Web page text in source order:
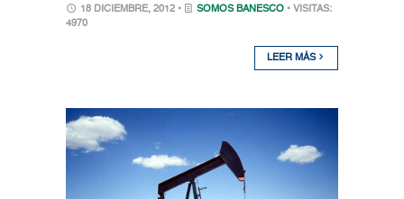
18 DICIEMBRE, 2012 • SOMOS BANESCO • VISITAS:
4970
LEER MÁS